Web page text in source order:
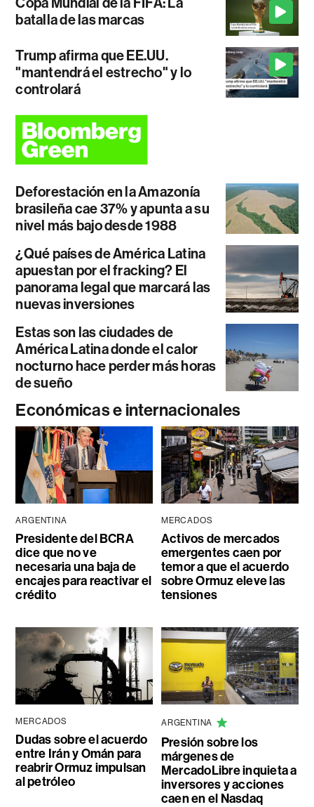
batalla de las marcas
Trump afirma que EE.UU.
"mantendrá el estrecho" y lo
controlará
Deforestación en la Amazonía
brasileña cae 37% y apunta a su
nivel más bajo desde 1988
¿Qué países de América Latina
apuestan por el fracking? El
panorama legal que marcará las
nuevas inversiones
Estas son las ciudades de
América Latina donde el calor
nocturno hace perder más horas
de sueño
Económicas e internacionales
ARGENTINA
Presidente del BCRA
dice que no ve
necesaria una baja de
encajes para reactivar el
crédito
MERCADOS
Activos de mercados
emergentes caen por
temor a que el acuerdo
sobre Ormuz eleve las
tensiones
MERCADOS
Dudas sobre el acuerdo
entre Irán y Omán para
reabrir Ormuz impulsan
al petróleo
ARGENTINA
Presión sobre los
márgenes de
MercadoLibre inquieta a
inversores y acciones
caen en el Nasdaq